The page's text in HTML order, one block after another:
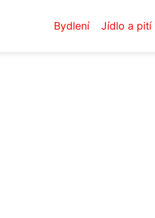
Bydlení Jídlo a pití